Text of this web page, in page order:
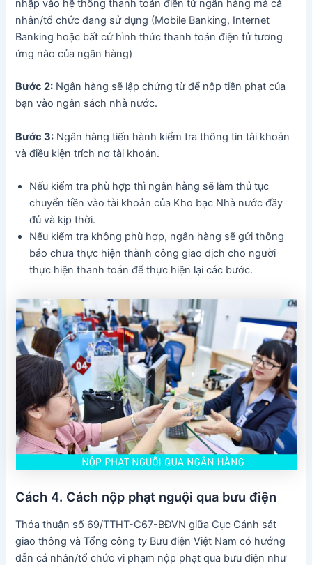
nhập vào hệ thống thanh toán điện tử ngân hàng mà cá
nhân/tổ chức đang sử dụng (Mobile Banking, Internet
Banking hoặc bất cứ hình thức thanh toán điện tử tương
ứng nào của ngân hàng)
Bước 2: Ngân hàng sẽ lập chứng từ để nộp tiền phạt của
bạn vào ngân sách nhà nước.
Bước 3: Ngân hàng tiến hành kiểm tra thông tin tài khoản
và điều kiện trích nợ tài khoản.
Nếu kiểm tra phù hợp thì ngân hàng sẽ làm thủ tục
chuyển tiền vào tài khoản của Kho bạc Nhà nước đầy
đủ và kịp thời.
Nếu kiểm tra không phù hợp, ngân hàng sẽ gửi thông
báo chưa thực hiện thành công giao dịch cho người
thực hiện thanh toán để thực hiện lại các bước.
Cách 4. Cách nộp phạt nguội qua bưu điện
Thỏa thuận số 69/TTHT-C67-BĐVN giữa Cục Cảnh sát
giao thông và Tổng công ty Bưu điện Việt Nam có hướng
dẫn cá nhân/tổ chức vi phạm nộp phạt qua bưu điện như